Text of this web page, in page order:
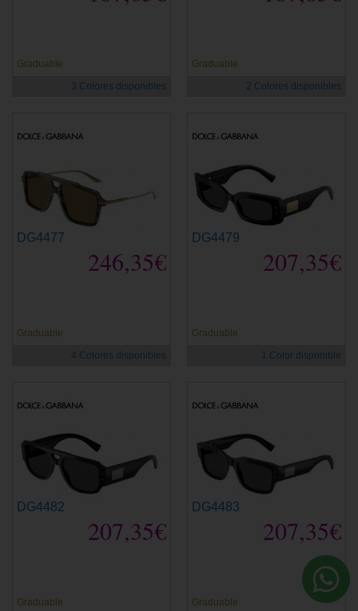
Graduable
3 Colores disponibles
Graduable
2 Colores disponibles
DG4477
246,35€
Graduable
4 Colores disponibles
DG4479
207,35€
Graduable
1 Color disponible
DG4482
207,35€
Graduable
DG4483
207,35€
Graduable